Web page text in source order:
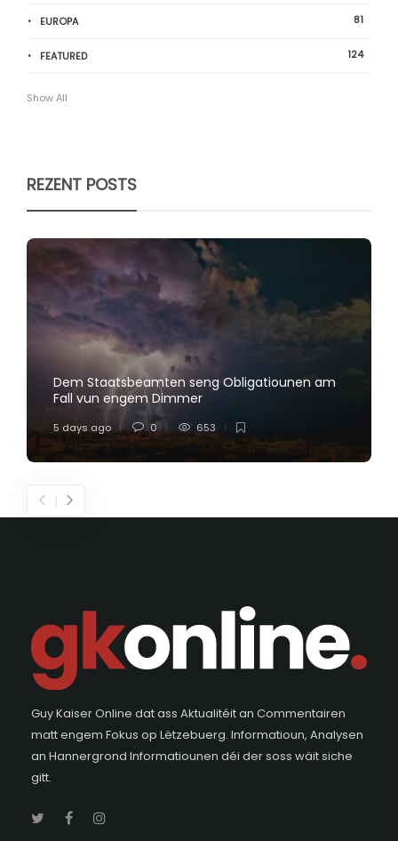
EUROPA 81
FEATURED 124
Show All
REZENT POSTS
Dem Staatsbeamten seng Obligatiounen am
Fall vun engem Dimmer
5 days ago 0 653
Guy Kaiser Online dat ass Aktualitéit an Commentairen
matt engem Fokus op Lëtzebuerg. Informatioun, Analysen
an Hannergrond Informatiounen déi der soss wäit siche
gitt.